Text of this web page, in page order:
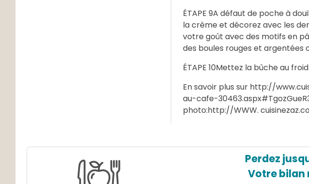
ÉTAPE 9A défaut de poche à
la crème et décorez avec les
votre goût avec des motifs en
des boules rouges et argentées
ÉTAPE 10Mettez la bûche au
En savoir plus sur http://
au-cafe-
photo:http://WWW.
Perdez
Votre